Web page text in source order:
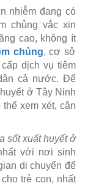
nhiễm đang có
chủng vắc xin
cao, không ít
chủng, cơ sở
dịch vụ tiêm
cả nước. Để
ở Tây Ninh
xem xét, cân
sốt xuất huyết ở
với nơi sinh
di chuyển để
trẻ con, nhất